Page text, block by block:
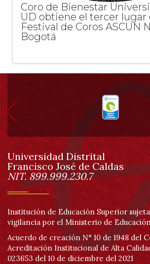
Coro de Bienestar
UD obtiene el tercer lugar
Festival de Coros ASCUN
Bogotá
Información
pie
de
página
Información
Universidad Distrital
Francisco José de Caldas
NIT. 899.999.230.7
Institución de Educación Superior
vigilancia por el Ministerio de
Acuerdo de creación N° 10 de 1948 del
Acreditación Institucional de Alta
023653 del 10 de diciembre del 2021